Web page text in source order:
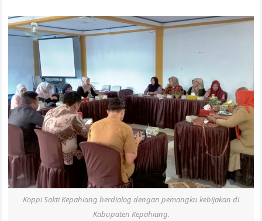
Koppi Sakti Kepahiang berdialog dengan pemangku kebijakan di
Kabupaten Kepahiang.